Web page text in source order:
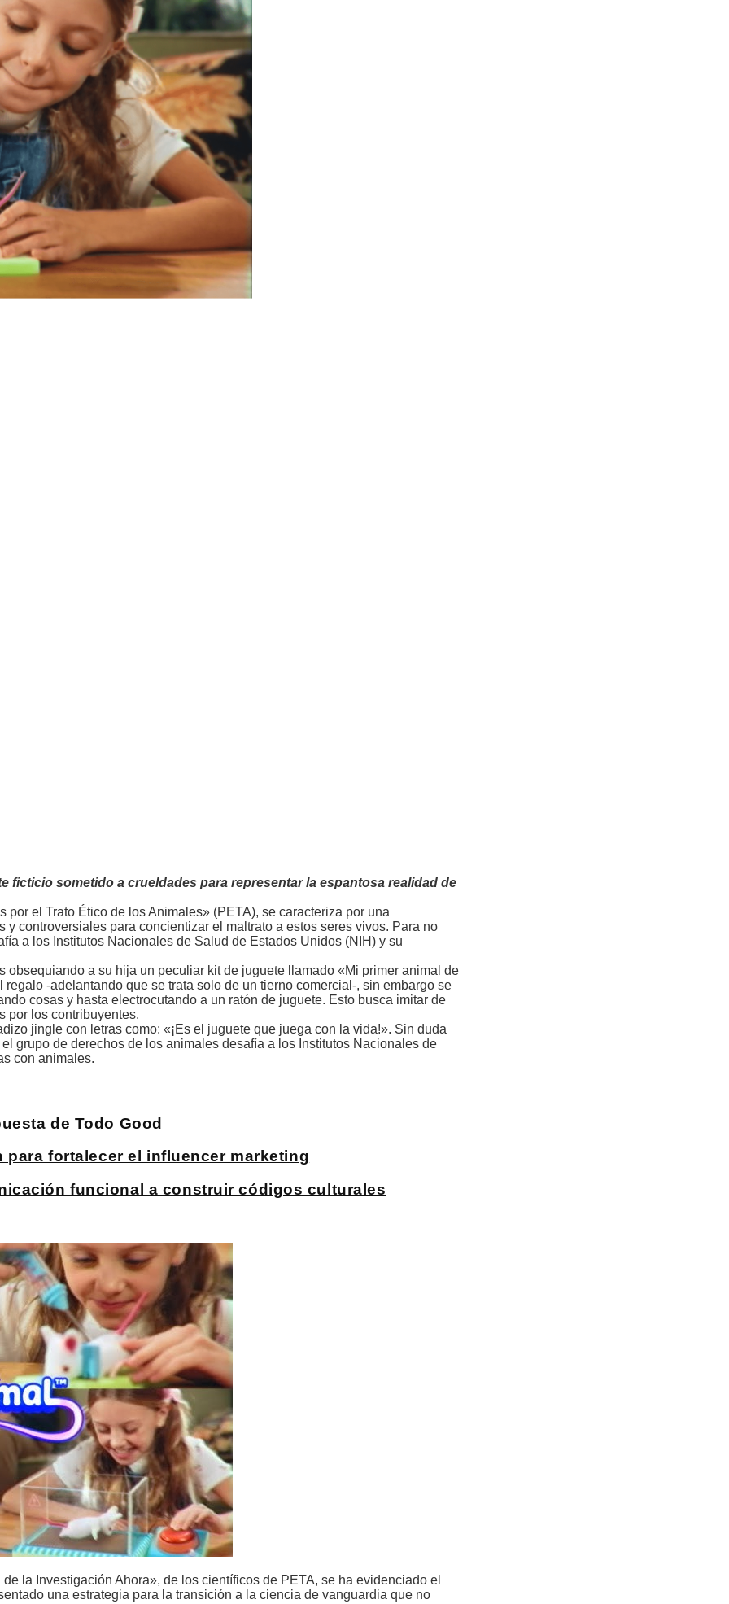
ficticio sometido a crueldades para representar la espantosa realidad de
el Trato Ético de los Animales» (PETA), se caracteriza por una
controversiales para concientizar el maltrato a estos seres vivos. Para no
a los Institutos Nacionales de Salud de Estados Unidos (NIH) y su
obsequiando a su hija un peculiar kit de juguete llamado «Mi primer animal de
-adelantando que se trata solo de un tierno comercial-, sin embargo se
cosas y hasta electrocutando a un ratón de juguete. Esto busca imitar de
por los contribuyentes.
jingle con letras como: «¡Es el juguete que juega con la vida!». Sin duda
grupo de derechos de los animales desafía a los Institutos Nacionales de
con animales.
de Todo Good
para fortalecer el influencer marketing
funcional a construir códigos culturales
la Investigación Ahora», de los científicos de PETA, se ha evidenciado el
una estrategia para la transición a la ciencia de vanguardia que no